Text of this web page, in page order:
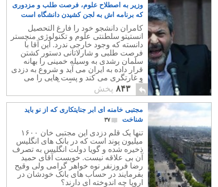
وزیر به اصطلاح علوم، فرصت طلب و مزدوری
که برنامه اش به لجن کشیدن دانشگاه است
کامران دانشجو خود را فارغ التحصیل
انستیتو سلطنتی علوم و تکنولوژی منچستر
دانسته که وجود خارجی ندرد. این آقا با
فرصت طلبی و شارلاتانی دستور کشتن
سلمان رشدی به وسیله خمینی را بهانه
قرار داده به ایران می آید و شروع به دزدی
و غارتگری می کند و پست هایی را می
گیرد که کمترین شایستگی آن ها را نداشته
است.
۸۴۳ پخش
مجتبی خامنه ای ابر جنایتکاری که از نو باید
شناخت
۳۷
تنها یک قلم دزدی این مجتبی خان ۱۶۰۰
میلیون پوند است که در بانک های انگلیس
ذخیره شده و گویا دولت انگلیس به تصرف
آن بی علاقه نیست. خوبست آقای حمید
رضا فروزنفر نوه خواهر گرامی ولی وقیح
بفرمایند در حساب های بانک خودشان در
اروپا چه اندوخته ای دارند؟